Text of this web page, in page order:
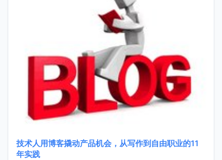
技术人用博客撬动产品机会，从写作到自由职业的11
年实践